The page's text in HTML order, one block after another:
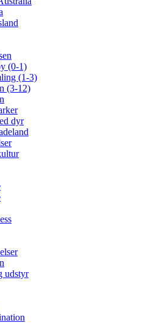
(0-1)
(1-3)
(3-12)
dyr
udstyr